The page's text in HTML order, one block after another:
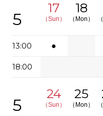
5
17
（Sun）
18
（Mon）
13:00 ●
18:00
5
24
（Sun）
25
（Mon）